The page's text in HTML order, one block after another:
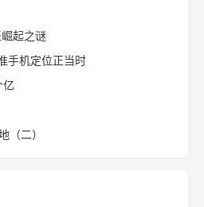
起之谜
手机定位正当时
亿
（二）